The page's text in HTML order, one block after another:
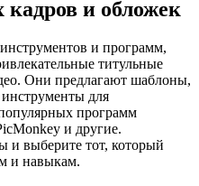
кадров и обложек
и программ,
титульные
Они предлагают шаблоны,
для
программ
и другие.
и выберите тот, который
и навыкам.